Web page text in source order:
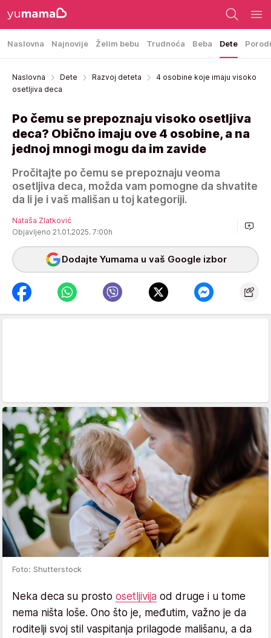
Naslovna Najnovije Želim bebu Trudnoća Beba Dete
Naslovna Dete Razvoj deteta
4 osobine koje imaju visoko
osetljiva deca
Po čemu se prepoznaju visoko osetljiva
deca? Obično imaju ove 4 osobine, a na
jednoj mnogi mogu da im zavide
Pročitajte po čemu se prepoznaju veoma
osetljiva deca, možda vam pomogne da shvatite
da li je i vaš mališan u toj kategoriji.
Nataša Zlatković
Objavljeno 21.01.2025. 7:00h
Dodajte Yumama u vaš Google izbor
Foto: Shutterstock
Neka deca su prosto osetljivija od druge i u tome
nema ništa loše. Ono što je, međutim, važno je da
roditelji svoj stil vaspitanja prilagode mališanu, a da